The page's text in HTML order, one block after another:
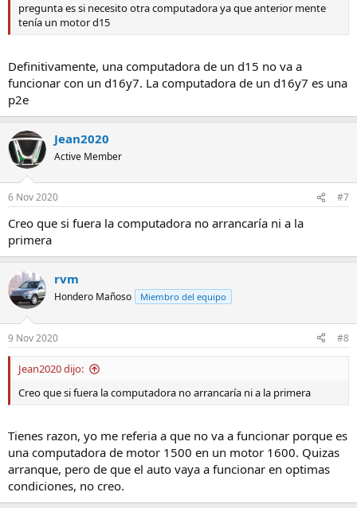
pregunta es si necesito otra computadora ya que anterior mente
tenía un motor d15
Definitivamente, una computadora de un d15 no va a
funcionar con un d16y7. La computadora de un d16y7 es una
p2e
Jean2020
Active Member
6 Nov 2020 #7
Creo que si fuera la computadora no arrancaría ni a la
primera
rvm
Hondero Mañoso Miembro del equipo
9 Nov 2020 #8
Jean2020 dijo:
Creo que si fuera la computadora no arrancaría ni a la primera
Tienes razon, yo me referia a que no va a funcionar porque es
una computadora de motor 1500 en un motor 1600. Quizas
arranque, pero de que el auto vaya a funcionar en optimas
condiciones, no creo.